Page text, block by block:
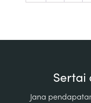
Sertai
Jana